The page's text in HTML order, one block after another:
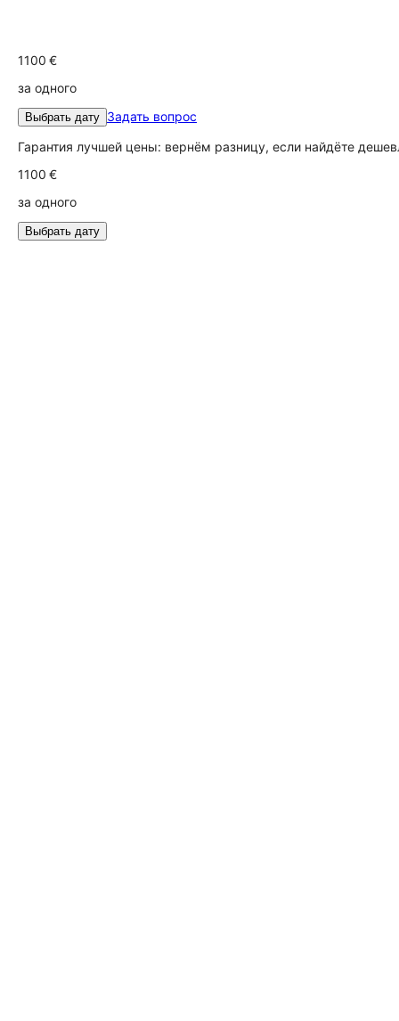
1100 €
за одного
Выбрать дату Задать вопрос
Гарантия лучшей цены: вернём разницу, если найдёте
1100 €
за одного
Выбрать дату